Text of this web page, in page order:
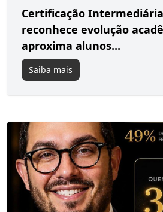
Certificação
reconhece evolução
aproxima alunos...
Saiba mais